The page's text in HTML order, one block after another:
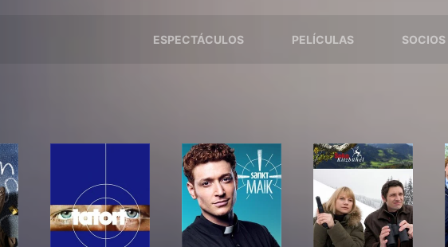
ESPECTÁCULOS PELÍCULAS SOCIOS